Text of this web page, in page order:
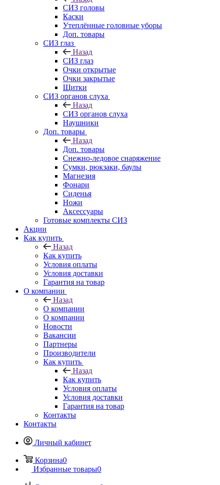
СИЗ головы
Каски
Утеплённые головные уборы
Доп. товары
СИЗ глаз
Назад
СИЗ глаз
Очки открытые
Очки закрытые
Щитки
СИЗ органов слуха
Назад
СИЗ органов слуха
Наушники
Доп. товары
Назад
Доп. товары
Снежно-ледовое снаряжение
Сумки, рюкзаки, баулы
Магнезия
Фонари
Сиденья
Ножи
Аксессуары
Готовые комплекты СИЗ
Акции
Как купить
Назад
Как купить
Условия оплаты
Условия доставки
Гарантия на товар
О компании
Назад
О компании
О компании
Новости
Вакансии
Партнеры
Производители
Как купить
Назад
Как купить
Условия оплаты
Условия доставки
Гарантия на товар
Контакты
Контакты
Личный кабинет
Корзина0
Избранные товары0